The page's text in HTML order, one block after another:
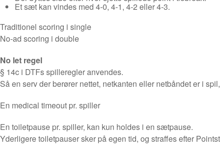
Et sæt kan vindes med 4-0, 4-1, 4-2 eller 4-3.
Traditionel scoring i single
No-ad scoring i double
No let regel
§ 14c i DTFs spilleregler anvendes.
Så en serv der berører nettet, netkanten eller netbåndet er i
En medical timeout pr. spiller
En toiletpause pr. spiller, kan kun holdes i en sætpause.
Yderligere toiletpauser sker på egen tid, og straffes efter